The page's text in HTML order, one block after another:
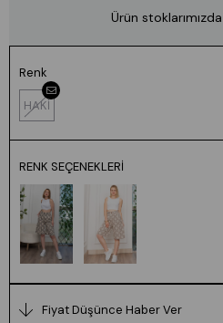
Ürün
Renk
HAKİ
RENK SEÇENEKLERI
Fiyat Düşünce Haber Ver